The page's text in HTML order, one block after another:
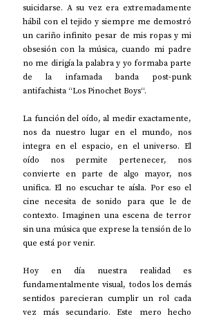
suicidarse. A su vez era extremadamente
hábil con el tejido y siempre me demostró
un cariño infinito pesar de mis ropas y mi
obsesión con la música, cuando mi padre
no me dirigía la palabra y yo formaba parte
de la infamada banda post-punk
antifachista “Los Pinochet Boys“.
La función del oído, al medir exactamente,
nos da nuestro lugar en el mundo, nos
integra en el espacio, en el universo. El
oído nos permite pertenecer, nos
convierte en parte de algo mayor, nos
unifica. El no escuchar te aísla. Por eso el
cine necesita de sonido para que le de
contexto. Imaginen una escena de terror
sin una música que exprese la tensión de lo
que está por venir.
Hoy en día nuestra realidad es
fundamentalmente visual, todos los demás
sentidos parecieran cumplir un rol cada
vez más secundario. Este mero hecho